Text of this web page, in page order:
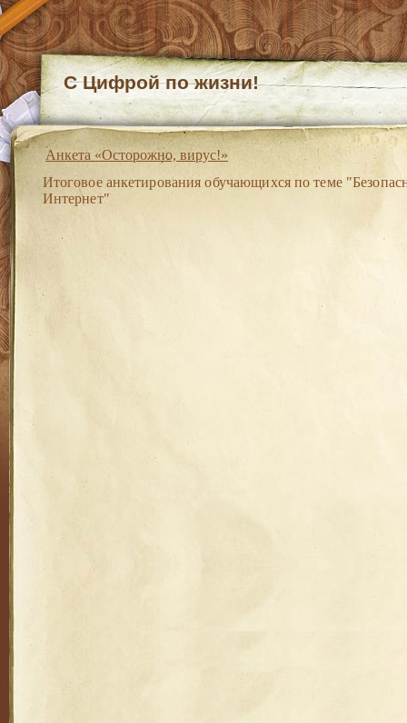
С Цифрой по жизни!
Анкета «Осторожно, вирус!»
Итоговое анкетирования обучающихся по теме
Интернет"